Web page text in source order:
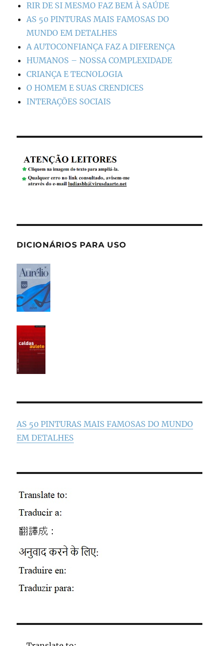
RIR DE SI MESMO FAZ BEM À SAÚDE
AS 50 PINTURAS MAIS FAMOSAS DO
MUNDO EM DETALHES
A AUTOCONFIANÇA FAZ A DIFERENÇA
HUMANOS – NOSSA COMPLEXIDADE
CRIANÇA E TECNOLOGIA
O HOMEM E SUAS CRENDICES
INTERAÇÕES SOCIAIS
DICIONÁRIOS PARA USO
AS 50 PINTURAS MAIS FAMOSAS DO MUNDO
EM DETALHES